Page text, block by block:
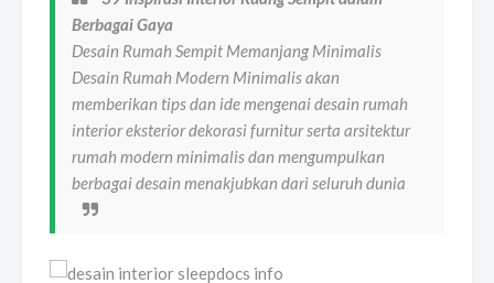
Berbagai Gaya
Desain Rumah Sempit Memanjang Minimalis
Desain Rumah Modern Minimalis akan
memberikan tips dan ide mengenai desain rumah
interior eksterior dekorasi furnitur serta arsitektur
rumah modern minimalis dan mengumpulkan
berbagai desain menakjubkan dari seluruh dunia